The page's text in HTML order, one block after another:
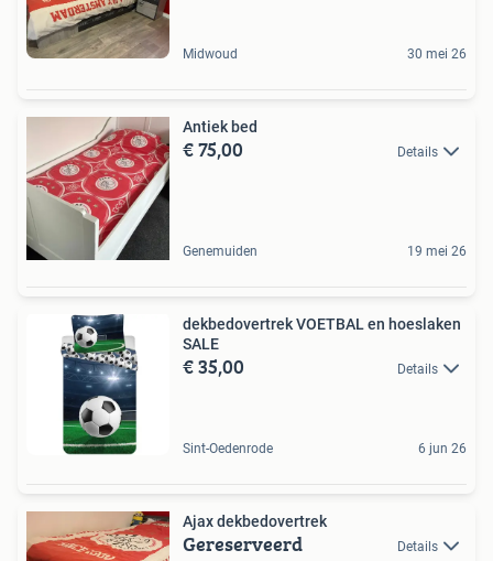
Midwoud 30 mei 26
Antiek bed
€ 75,00 Details
Genemuiden 19 mei 26
dekbedovertrek VOETBAL en hoeslaken
SALE
€ 35,00 Details
Sint-Oedenrode 6 jun 26
Ajax dekbedovertrek
Gereserveerd Details